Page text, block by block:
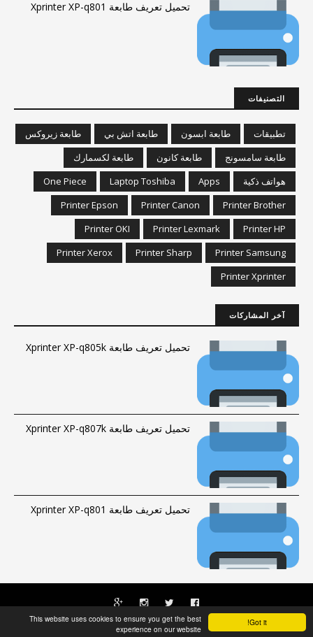
Got it!
This website uses cookies to ensure you get the best
experience on our website
تحميل تعريف طابعة Xprinter XP-q801
التصنيفات
تطبيقات طابعة ابسون طابعة اتش بي
طابعة زيروكس
طابعة سامسونج
طابعة كانون
طابعة لكسمارك
هواتف ذكية
Apps
Laptop Toshiba
One Piece
Printer Brother
Printer Canon
Printer Epson
Printer HP
Printer Lexmark
Printer OKI
Printer Samsung
Printer Sharp
Printer Xerox
Printer Xprinter
آخر المشاركات
تحميل تعريف طابعة Xprinter XP-q805k
تحميل تعريف طابعة Xprinter XP-q807k
تحميل تعريف طابعة Xprinter XP-q801
الحقوق محفوظة © 2016-2023 | فهرس الموقع|راسلناFawrytech